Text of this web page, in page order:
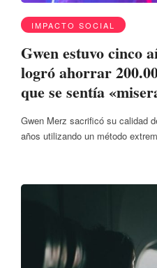
IMPACTO SOCIAL
Gwen estuvo cinco
logró ahorrar
que se sentía
Gwen Merz sacrificó su calidad
años utilizando un método